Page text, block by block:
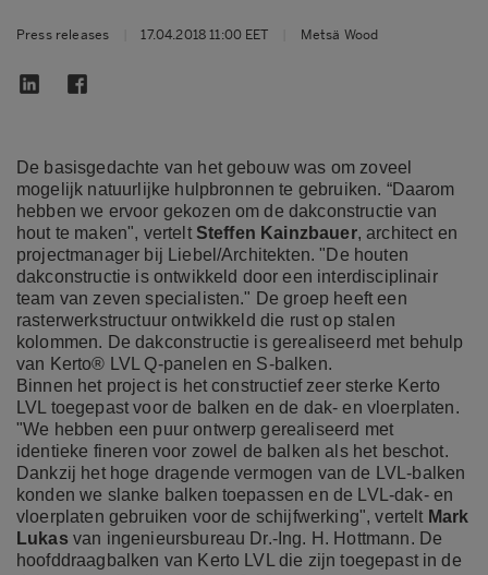
Press releases 17.04.2018 11:00 EET Metsä Wood
De basisgedachte van het gebouw was om zoveel
mogelijk natuurlijke hulpbronnen te gebruiken. “Daarom
hebben we ervoor gekozen om de dakconstructie van
hout te maken", vertelt Steffen Kainzbauer, architect en
projectmanager bij Liebel/Architekten. "De houten
dakconstructie is ontwikkeld door een interdisciplinair
team van zeven specialisten." De groep heeft een
rasterwerkstructuur ontwikkeld die rust op stalen
kolommen. De dakconstructie is gerealiseerd met behulp
van Kerto® LVL Q-panelen en S-balken.
Binnen het project is het constructief zeer sterke Kerto
LVL toegepast voor de balken en de dak- en vloerplaten.
"We hebben een puur ontwerp gerealiseerd met
identieke fineren voor zowel de balken als het beschot.
Dankzij het hoge dragende vermogen van de LVL-balken
konden we slanke balken toepassen en de LVL-dak- en
vloerplaten gebruiken voor de schijfwerking", vertelt Mark
Lukas van ingenieursbureau Dr.-Ing. H. Hottmann. De
hoofddraagbalken van Kerto LVL die zijn toegepast in de